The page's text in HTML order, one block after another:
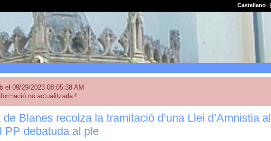
Castellano
el 09/29/2023 08:05:38 AM
no actualitzada !
Blanes recolza la tramitació d’una Llei d’Amnistia al
PP debatuda al ple